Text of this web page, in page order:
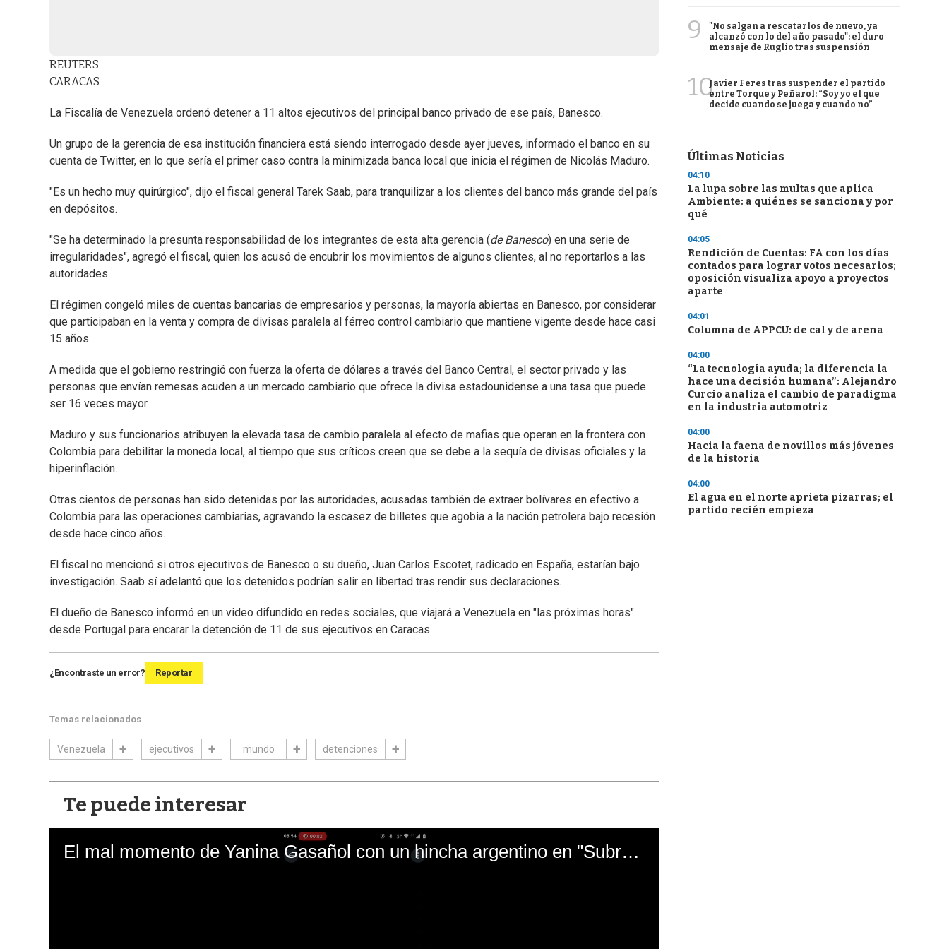
REUTERS
CARACAS
La Fiscalía de Venezuela ordenó detener a 11 altos ejecutivos del principal banco privado de ese país, Banesco.
Un grupo de la gerencia de esa institución financiera está siendo interrogado desde ayer jueves, informado el banco en su
cuenta de Twitter, en lo que sería el primer caso contra la minimizada banca local que inicia el régimen de Nicolás Maduro.
"Es un hecho muy quirúrgico", dijo el fiscal general Tarek Saab, para tranquilizar a los clientes del banco más grande del país
en depósitos.
"Se ha determinado la presunta responsabilidad de los integrantes de esta alta gerencia (de Banesco) en una serie de
irregularidades", agregó el fiscal, quien los acusó de encubrir los movimientos de algunos clientes, al no reportarlos a las
autoridades.
El régimen congeló miles de cuentas bancarias de empresarios y personas, la mayoría abiertas en Banesco, por considerar
que participaban en la venta y compra de divisas paralela al férreo control cambiario que mantiene vigente desde hace casi
15 años.
A medida que el gobierno restringió con fuerza la oferta de dólares a través del Banco Central, el sector privado y las
personas que envían remesas acuden a un mercado cambiario que ofrece la divisa estadounidense a una tasa que puede
ser 16 veces mayor.
Maduro y sus funcionarios atribuyen la elevada tasa de cambio paralela al efecto de mafias que operan en la frontera con
Colombia para debilitar la moneda local, al tiempo que sus críticos creen que se debe a la sequía de divisas oficiales y la
hiperinflación.
Otras cientos de personas han sido detenidas por las autoridades, acusadas también de extraer bolívares en efectivo a
Colombia para las operaciones cambiarias, agravando la escasez de billetes que agobia a la nación petrolera bajo recesión
desde hace cinco años.
El fiscal no mencionó si otros ejecutivos de Banesco o su dueño, Juan Carlos Escotet, radicado en España, estarían bajo
investigación. Saab sí adelantó que los detenidos podrían salir en libertad tras rendir sus declaraciones.
El dueño de Banesco informó en un video difundido en redes sociales, que viajará a Venezuela en "las próximas horas"
desde Portugal para encarar la detención de 11 de sus ejecutivos en Caracas.
¿Encontraste un error? Reportar
Temas relacionados
Venezuela ejecutivos mundo detenciones
Te puede interesar
El mal momento de Yanina Gasañol con un hincha argentino en "Subrayado"
9
"No salgan a rescatarlos de nuevo, ya
alcanzó con lo del año pasado": el duro
mensaje de Ruglio tras suspensión
10Javier Feres tras suspender el partido
entre Torque y Peñarol: “Soy yo el que
decide cuando se juega y cuando no”
Últimas Noticias
04:10
La lupa sobre las multas que aplica
Ambiente: a quiénes se sanciona y por
qué
04:05
Rendición de Cuentas: FA con los días
contados para lograr votos necesarios;
oposición visualiza apoyo a proyectos
aparte
04:01
Columna de APPCU: de cal y de arena
04:00
“La tecnología ayuda; la diferencia la
hace una decisión humana”: Alejandro
Curcio analiza el cambio de paradigma
en la industria automotriz
04:00
Hacia la faena de novillos más jóvenes
de la historia
04:00
El agua en el norte aprieta pizarras; el
partido recién empieza